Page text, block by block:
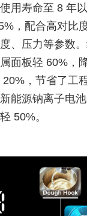
用寿命至 8 年
，配合高对比
、压力等参数
面板轻 60%，
，节省了工
能源钠离子电
50%。